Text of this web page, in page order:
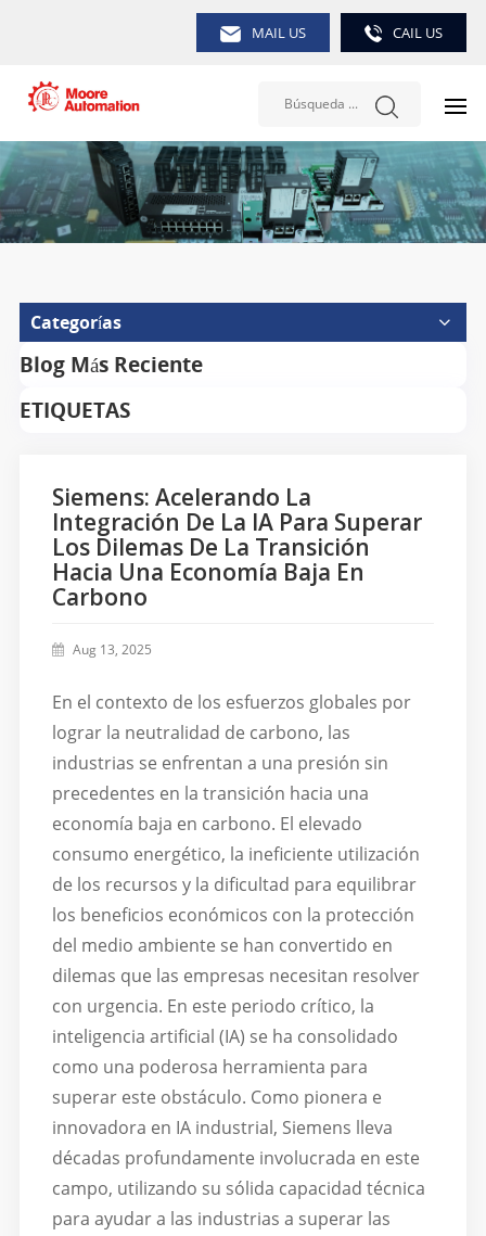
MAIL US CAIL US
Categorías
Blog Más Reciente
ETIQUETAS
Siemens: Acelerando La
Integración De La IA Para Superar
Los Dilemas De La Transición
Hacia Una Economía Baja En
Carbono
Aug 13, 2025
En el contexto de los esfuerzos globales por
lograr la neutralidad de carbono, las
industrias se enfrentan a una presión sin
precedentes en la transición hacia una
economía baja en carbono. El elevado
consumo energético, la ineficiente utilización
de los recursos y la dificultad para equilibrar
los beneficios económicos con la protección
del medio ambiente se han convertido en
dilemas que las empresas necesitan resolver
con urgencia. En este periodo crítico, la
inteligencia artificial (IA) se ha consolidado
como una poderosa herramienta para
superar este obstáculo. Como pionera e
innovadora en IA industrial, Siemens lleva
décadas profundamente involucrada en este
campo, utilizando su sólida capacidad técnica
para ayudar a las industrias a superar las